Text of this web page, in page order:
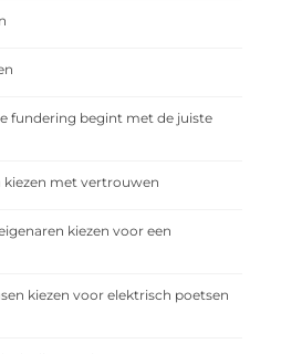
fundering begint met de juiste
met vertrouwen
kiezen voor een
kiezen voor elektrisch poetsen